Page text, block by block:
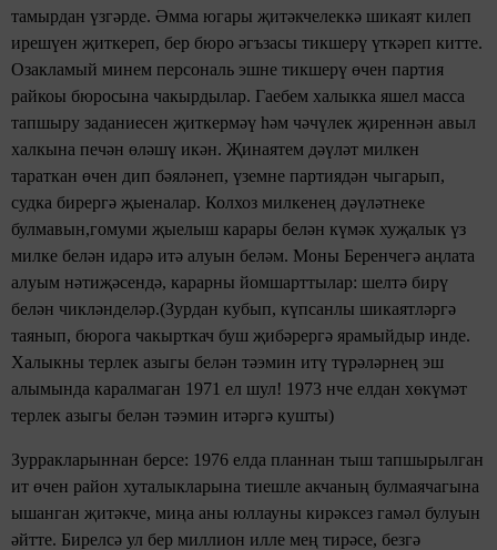
тамырдан үзгәрде. Әмма югары җитәкчелеккә шикаят килеп
ирешүен җиткереп, бер бюро әгъзасы тикшерү үткәреп китте.
Озакламый минем персональ эшне тикшерү өчен партия
райкоы бюросына чакырдылар. Гаебем халыкка яшел масса
тапшыру заданиесен җиткермәү һәм чәчүлек җиреннән авыл
халкына печән өләшү икән. Җинаятем дәүләт милкен
тараткан өчен дип бәяләнеп, үземне партиядән чыгарып,
судка бирергә җыеналар. Колхоз милкенең дәүләтнеке
булмавын,гомуми җыелыш карары белән күмәк хуҗалык үз
милке белән идарә итә алуын беләм. Моны Беренчегә аңлата
алуым нәтиҗәсендә, карарны йомшарттылар: шелтә бирү
белән чикләнделәр.(Зурдан кубып, күпсанлы шикаятләргә
таянып, бюрога чакырткач буш җибәрергә ярамыйдыр инде.
Халыкны терлек азыгы белән тәэмин итү түрәләрнең эш
алымында каралмаган 1971 ел шул! 1973 нче елдан хөкүмәт
терлек азыгы белән тәэмин итәргә кушты)
Зурракларыннан берсе: 1976 елда планнан тыш тапшырылган
ит өчен район хуталыкларына тиешле акчаның булмаячагына
ышанган җитәкче, миңа аны юллауны кирәксез гамәл булуын
әйтте. Бирелсә ул бер миллион илле мең тирәсе, безгә